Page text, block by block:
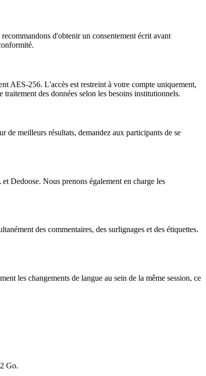
d'obtenir un consentement écrit avant
AES-256. L'accès est restreint à votre compte uniquement,
des données selon les besoins institutionnels.
de meilleurs résultats, demandez aux participants de se
Dedoose. Nous prenons également en charge les
des commentaires, des surlignages et des étiquettes.
les changements de langue au sein de la même session, ce
Go.